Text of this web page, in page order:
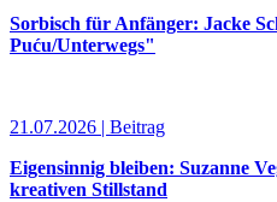
Sorbisch für Anfänger: Jacke
Puću/Unterwegs"
21.07.2026 | Beitrag
Eigensinnig bleiben: Suzanne
kreativen Stillstand